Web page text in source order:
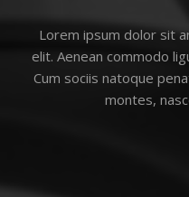
Lorem ipsum dolor sit
elit. Aenean commodo
Cum sociis natoque
montes,